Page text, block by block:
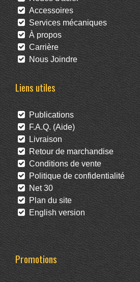
Accessoires
Services mécaniques
À propos
Carrière
Nous Joindre
Liens utiles
Publications
F.A.Q. (Aide)
Livraison
Retour de marchandise
Conditions de vente
Politique de confidentialité
Net 30
Plan du site
English version
Promotions